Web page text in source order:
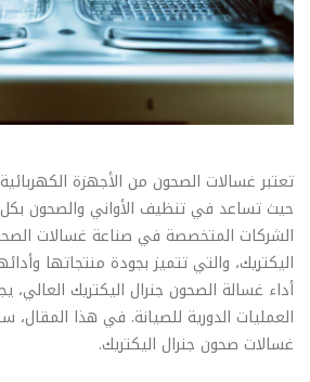
تعتبر غسالات الصحون من الأجهزة
حيث تساعد في تنظيف الأواني والصحون
الشركات المتخصصة في صناعة غسالات
اليكتريك، والتي تتميز بجودة منتجاتها
أداء غسالة الصحون جنرال اليكتريك العالي،
العمليات الدورية للصيانة. في هذا
غسالات صحون جنرال اليكتريك.